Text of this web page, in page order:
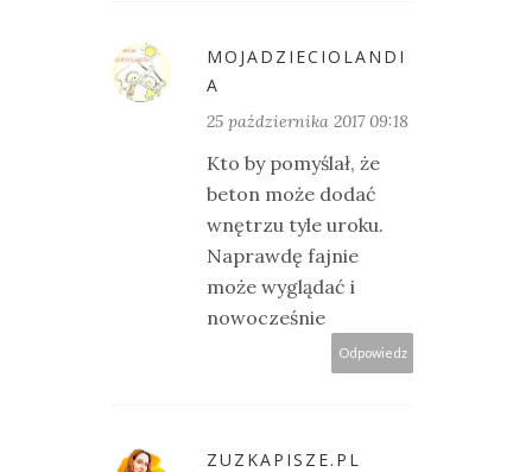
MOJADZIECIOLANDI
A
25 października 2017 09:18
Kto by pomyślał, że
beton może dodać
wnętrzu tyle uroku.
Naprawdę fajnie
może wyglądać i
nowocześnie
Odpowiedz
ZUZKAPISZE.PL